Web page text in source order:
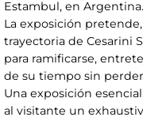
Estambul, en Argentina.
La exposición
trayectoria de Cesarini
para ramificarse,
de su tiempo sin
Una exposición
al visitante un